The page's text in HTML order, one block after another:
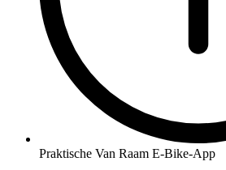
Praktische Van Raam E-Bike-App